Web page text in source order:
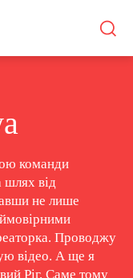
команди
від
не лише
Проводжу
відео. А ще я
Ріг. Саме тому